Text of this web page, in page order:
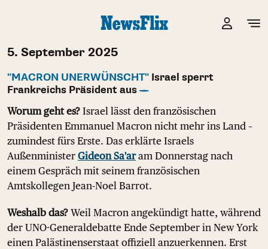
5. September 2025
"MACRON UNERWÜNSCHT" Israel sperrt
Frankreichs Präsident aus
Worum geht es? Israel lässt den französischen
Präsidenten Emmanuel Macron nicht mehr ins Land –
zumindest fürs Erste. Das erklärte Israels
Außenminister Gideon Sa'aram Donnerstag nach
einem Gespräch mit seinem französischen
Amtskollegen Jean-Noel Barrot.
Weshalb das? Weil Macron angekündigt hatte, während
der UNO-Generaldebatte Ende September in New York
einen Palästinenserstaat offiziell anzuerkennen. Erst